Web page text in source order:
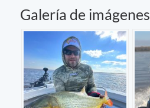
Galería de imágenes